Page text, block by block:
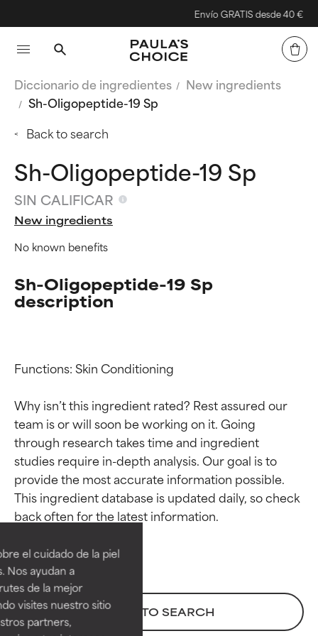
el cuidado de la piel
Nos ayudan a
de la mejor
visites nuestro sitio
partners,
Envío GRATIS desde 40 €
Diccionario de ingredientes
New ingredients
Sh-Oligopeptide-19 Sp
Back to search
Sh-Oligopeptide-19 Sp
SIN CALIFICAR
New ingredients
No known benefits
Sh-Oligopeptide-19 Sp
description
Functions: Skin Conditioning
Why isn’t this ingredient rated? Rest assured our
team is or will soon be working on it. Going
through research takes time and ingredient
studies require in-depth analysis. Our goal is to
provide the most accurate information possible.
This ingredient database is updated daily, so check
BACK TO SEARCH
Calificaciones de
ingredientes
EXCELENTE
Ingrediente sobresaliente con
beneficios reales para la piel. Su
eficacia está demostrada y
respaldada por estudios
Calificaciones de
ingredientes
EXCELENTE
Ingrediente sobresaliente con
beneficios reales para la piel. Su
eficacia está demostrada y
respaldada por estudios